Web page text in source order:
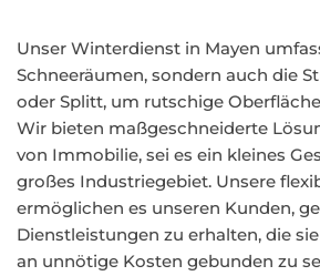
Unser Winterdienst in Mayen
Schneeräumen, sondern auch die
oder Splitt, um rutschige
Wir bieten maßgeschneiderte
von Immobilie, sei es ein kleines
großes Industriegebiet. Unsere
ermöglichen es unseren Kunden,
Dienstleistungen zu erhalten, die
an unnötige Kosten gebunden zu